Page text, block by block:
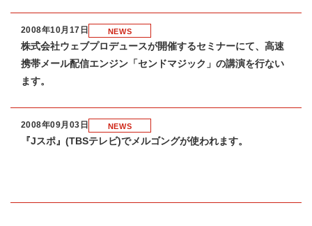
2008年10月17日 NEWS
株式会社ウェブプロデュースが開催するセミナーにて、高速
携帯メール配信エンジン「センドマジック」の講演を行ない
ます。
2008年09月03日 NEWS
『Jスポ』(TBSテレビ)でメルゴングが使われます。